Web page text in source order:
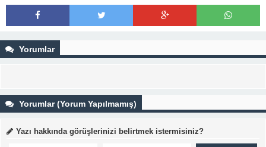
Yorumlar
Yorumlar (Yorum Yapılmamış)
Yazı hakkında görüşlerinizi belirtmek istermisiniz?